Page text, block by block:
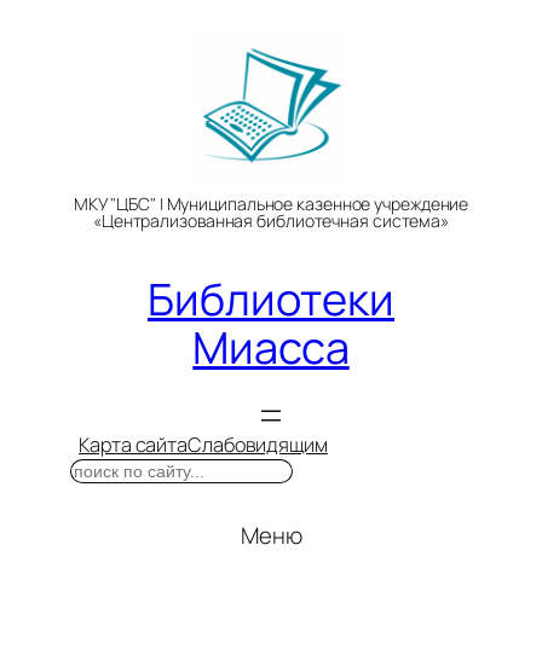
МКУ "ЦБС" | Муниципальное казенное учреждение
«Централизованная библиотечная система»
Библиотеки
Миасса
Карта сайтаСлабовидящим
Поиск
Меню